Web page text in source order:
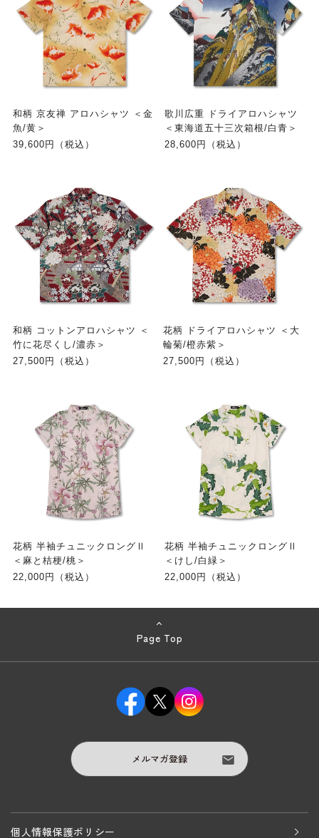
和柄 京友禅 アロハシャツ ＜金
魚/黄＞
39,600円（税込）
歌川広重 ドライアロハシャツ
＜東海道五十三次箱根/白青＞
28,600円（税込）
和柄 コットンアロハシャツ ＜
竹に花尽くし/濃赤＞
27,500円（税込）
花柄 ドライアロハシャツ ＜大
輪菊/橙赤紫＞
27,500円（税込）
花柄 半袖チュニックロングⅡ
＜麻と桔梗/桃＞
22,000円（税込）
花柄 半袖チュニックロングⅡ
＜けし/白緑＞
22,000円（税込）
Page Top
メルマガ登録
個人情報保護ポリシー